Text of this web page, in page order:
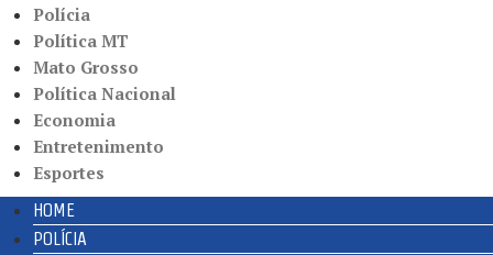
Polícia
Política MT
Mato Grosso
Política Nacional
Economia
Entretenimento
Esportes
HOME
POLÍCIA